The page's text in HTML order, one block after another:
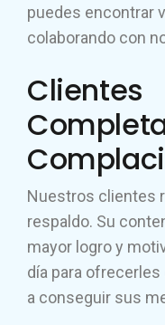
puedes encontrar
colaborando con
Clientes
Nuestros clientes
respaldo. Su
mayor logro y
día para
a conseguir sus